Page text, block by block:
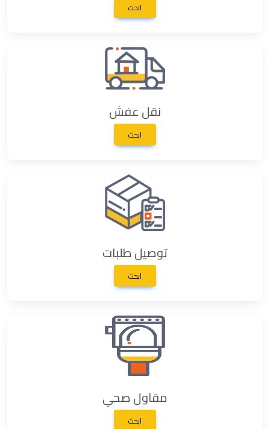
ابحث
نقل عفش
ابحث
توصيل طلبات
ابحث
مقاول صحي
ابحث